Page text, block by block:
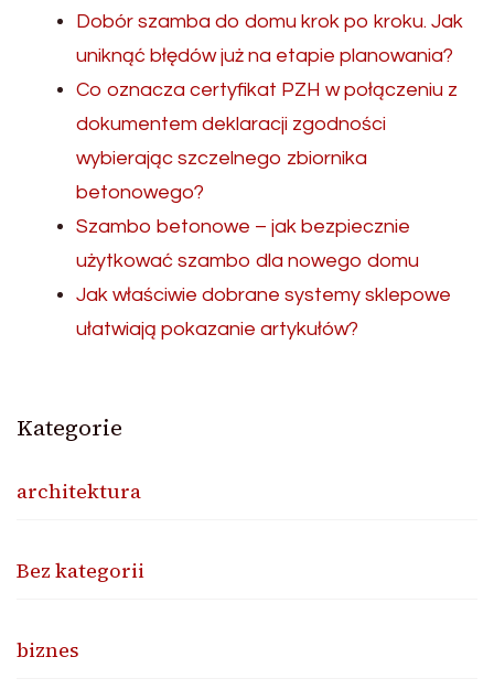
Dobór szamba do domu krok po kroku. Jak
uniknąć błędów już na etapie planowania?
Co oznacza certyfikat PZH w połączeniu z
dokumentem deklaracji zgodności
wybierając szczelnego zbiornika
betonowego?
Szambo betonowe – jak bezpiecznie
użytkować szambo dla nowego domu
Jak właściwie dobrane systemy sklepowe
ułatwiają pokazanie artykułów?
Kategorie
architektura
Bez kategorii
biznes